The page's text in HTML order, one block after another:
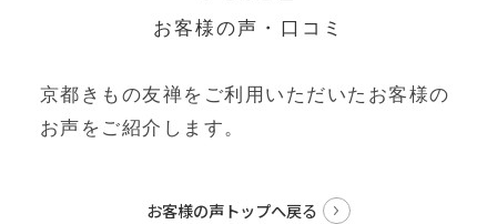
お客様の声・口コミ
京都きもの友禅をご利用いただいたお客様の
お声をご紹介します。
お客様の声トップへ戻る